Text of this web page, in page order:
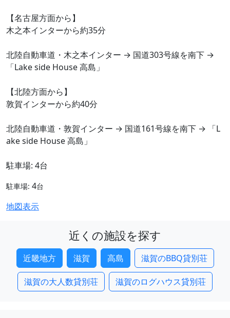
【名古屋方面から】
木之本インターから約35分
北陸自動車道・木之本インター → 国道303号線を南下 →
「Lake side House 高島」
【北陸方面から】
敦賀インターから約40分
北陸自動車道・敦賀インター → 国道161号線を南下 → 「L
ake side House 高島」
駐車場: 4台
駐車場: 4台
地図表示
近くの施設を探す
近畿地方 滋賀 高島 滋賀のBBQ貸別荘
滋賀の大人数貸別荘 滋賀のログハウス貸別荘